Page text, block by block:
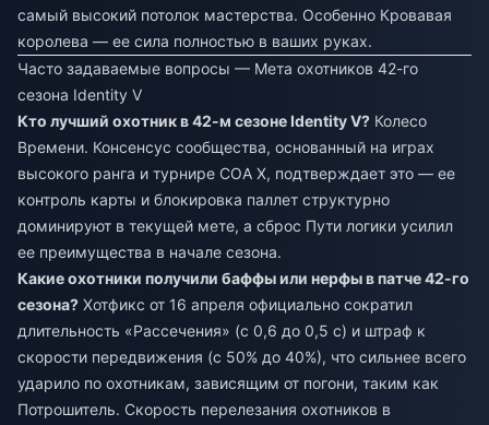
самый высокий потолок мастерства. Особенно Кровавая
королева — ее сила полностью в ваших руках.
Часто задаваемые вопросы — Мета охотников 42-го
сезона Identity V
Кто лучший охотник в 42-м сезоне Identity V? Колесо
Времени. Консенсус сообщества, основанный на играх
высокого ранга и турнире COA X, подтверждает это — ее
контроль карты и блокировка паллет структурно
доминируют в текущей мете, а сброс Пути логики усилил
ее преимущества в начале сезона.
Какие охотники получили баффы или нерфы в патче 42-го
сезона? Хотфикс от 16 апреля официально сократил
длительность «Рассечения» (с 0,6 до 0,5 с) и штраф к
скорости передвижения (с 50% до 40%), что сильнее всего
ударило по охотникам, зависящим от погони, таким как
Потрошитель. Скорость перелезания охотников в